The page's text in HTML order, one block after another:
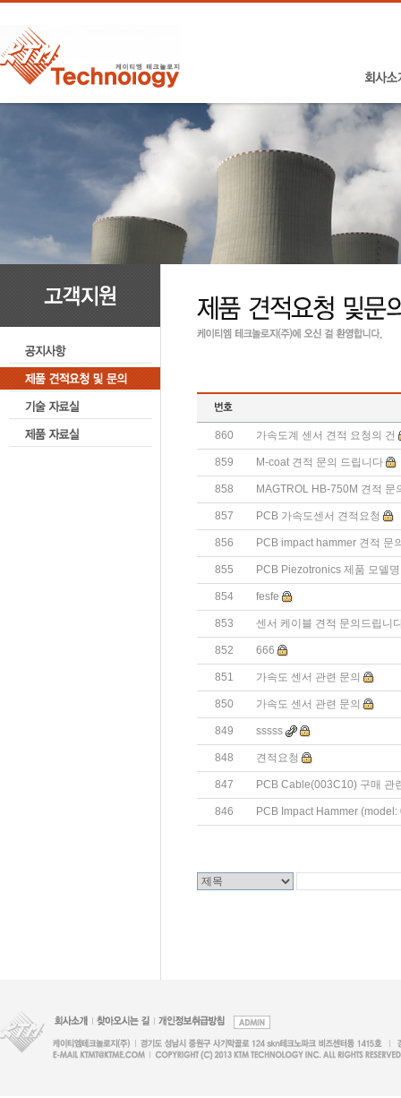
860 가속도계 센서 견적 요청의 건
859 M-coat 견적 문의 드립니다
858 MAGTROL HB-750M 견적 문
857 PCB 가속도센서 견적요청
856 PCB impact hammer 견적 문
855 PCB Piezotronics 제품 모델
854 fesfe
853 센서 케이블 견적 문의드립니
852 666
851 가속도 센서 관련 문의
850 가속도 센서 관련 문의
849 sssss
848 견적요청
847 PCB Cable(003C10) 구매 관
846 PCB Impact Hammer